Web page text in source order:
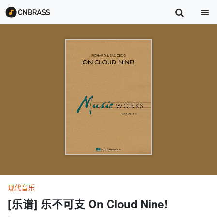
现代音乐
[乐谱] 乐不可支 On Cloud Nine!